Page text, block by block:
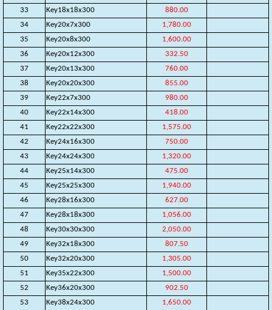
33
Key18x18x300
880.00
34
Key20x7x300
1,780.00
35
Key20x8x300
1,600.00
36
Key20x12x300
332.50
37
Key20x13x300
760.00
38
Key20x20x300
855.00
39
Key22x7x300
980.00
40
Key22x14x300
418.00
41
Key22x22x300
1,575.00
42
Key24x16x300
750.00
43
Key24x24x300
1,320.00
44
Key25x14x300
475.00
45
Key25x25x300
1,940.00
46
Key28x16x300
627.00
47
Key28x18x300
1,056.00
48
Key30x30x300
2,050.00
49
Key32x18x300
807.50
50
Key32x20x300
1,305.00
51
Key35x22x300
1,500.00
52
Key36x20x300
902.50
53
Key38x24x300
1,650.00